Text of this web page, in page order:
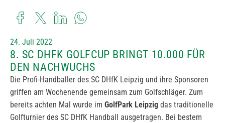
24. Juli 2022
8. SC DHFK GOLFCUP BRINGT 10.000 FÜR
DEN NACHWUCHS
Die Profi-Handballer des SC DHfK Leipzig und ihre Sponsoren
griffen am Wochenende gemeinsam zum Golfschläger. Zum
bereits achten Mal wurde im GolfPark Leipzig das traditionelle
Golfturnier des SC DHfK Handball ausgetragen. Bei bestem